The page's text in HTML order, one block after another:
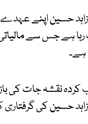
حسین اپنے عہدے
رہا ہے جس سے
ہے۔
نقشہ جات کی
حسین کی